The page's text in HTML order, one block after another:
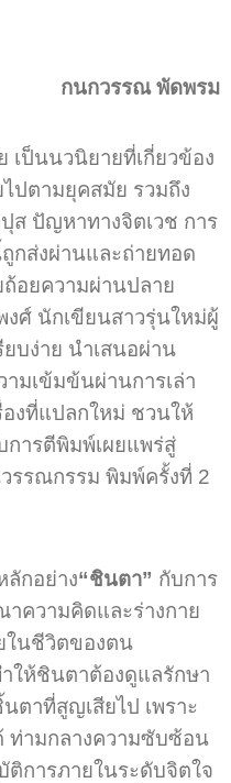
กนกวรรณ พัดพรม
นนวนิยายที่เกี่ยวข้อง
ปตามยุคสมัย รวมถึง
ส ปัญหาทางจิตเวช การ
กส่งผ่านและถ่ายทอด
ถ้อยความผ่านปลาย
ศ์ นักเขียนสาวรุ่นใหม่ผู้
ยบง่าย นำเสนอผ่าน
มเข้มข้นผ่านการเล่า
องที่แปลกใหม่ ชวนให้
การตีพิมพ์เผยแพร่สู่
รรณกรรม พิมพ์ครั้งที่ 2
กอย่าง“ชินตา” กับการ
าความคิดและร่างกาย
ในชีวิตของตน
ให้ชินตาต้องดูแลรักษา
ตาที่สูญเสียไป เพราะ
ท่ามกลางความซับซ้อน
การภายในระดับจิตใจ